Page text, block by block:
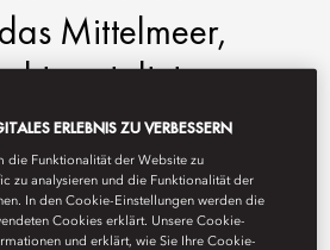
Mittelmeer,
gestaltete
eine lebendige
einen
Service.
ERLEBNIS ZU VERBESSERN
die Funktionalität der Website zu
zu analysieren und die Funktionalität der
In den Cookie-Einstellungen werden die
Cookies erklärt. Unsere Cookie-
und erklärt, wie Sie Ihre Cookie-